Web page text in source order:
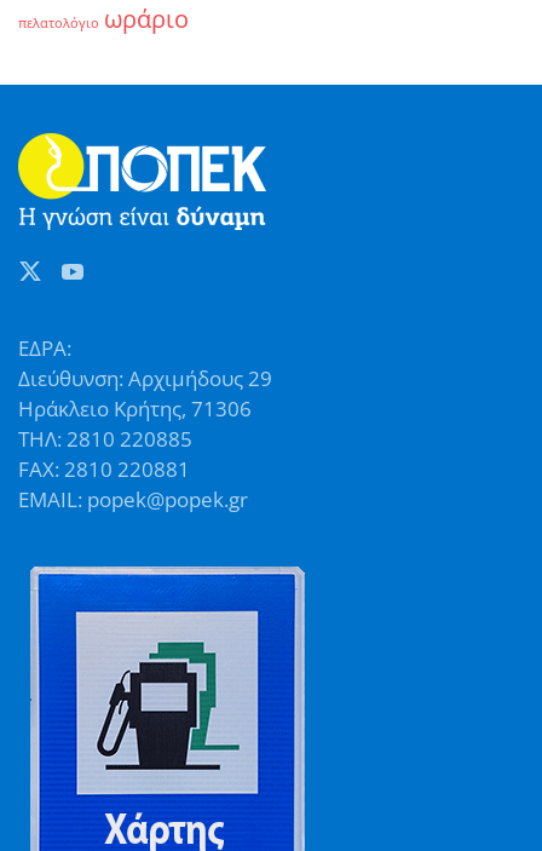
πελατολόγιο ωράριο
ΕΔΡΑ:
Διεύθυνση: Αρχιμήδους 29
Ηράκλειο Κρήτης, 71306
ΤΗΛ: 2810 220885
FAX: 2810 220881
EMAIL: popek@popek.gr